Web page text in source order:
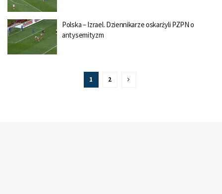
Polska – Izrael. Dziennikarze oskarżyli PZPN o
antysemityzm
1 2